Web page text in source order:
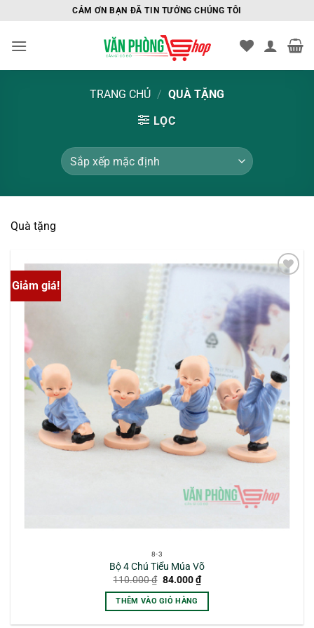
nội
CẢM ƠN BẠN ĐÃ TIN TƯỞNG CHÚNG TÔI
TRANG CHỦ / QUÀ TẶNG
LỌC
Quà tặng
Giảm giá!
8-3
Bộ 4 Chú Tiểu Múa Võ
110.000₫ Giá
là:
110.000 ₫.
84.000₫Giá
hiện
tại
84.000 ₫.
THÊM VÀO GIỎ HÀNG